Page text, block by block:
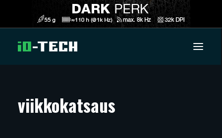
ARTIKKELIT
viikkokatsaus